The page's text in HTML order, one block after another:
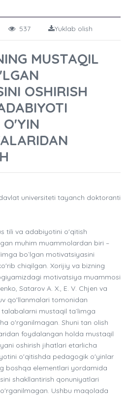
537 Yuklab olish
MUSTAQIL
OSHIRISH
O'YIN
universiteti tayanch doktoranti
tili va adabiyotini o'qitish
muhim muammolardan biri –
bo`lgan motivatsiyasini
chiqilgan. Xorijiy va bizning
motivatsiya muammosi
Satarov A. X., E. V. Chjen va
qo'llanmalari tomonidan
mustaqil ta`limga
o'rganilmagan. Shuni tan olish
foydalangan holda mustaqil
oshirish jihatlari etarlicha
o'qitishda pedagogik o'yinlar
boshqa elementlari yordamida
shakllantirish qonuniyatlari
Ushbu maqolada